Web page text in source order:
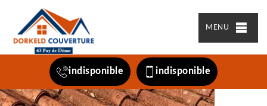
MENU
indisponible indisponible